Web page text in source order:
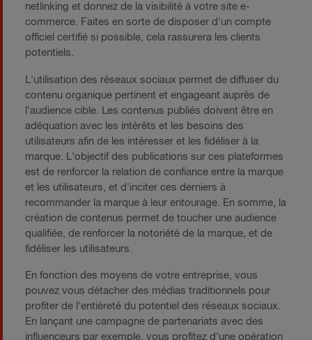
netlinking et donnez de la visibilité à votre site e-
commerce. Faites en sorte de disposer d'un compte
officiel certifié si possible, cela rassurera les clients
potentiels.
L'utilisation des réseaux sociaux permet de diffuser du
contenu organique pertinent et engageant auprès de
l'audience cible. Les contenus publiés doivent être en
adéquation avec les intérêts et les besoins des
utilisateurs afin de les intéresser et les fidéliser à la
marque. L'objectif des publications sur ces plateformes
est de renforcer la relation de confiance entre la marque
et les utilisateurs, et d'inciter ces derniers à
recommander la marque à leur entourage. En somme, la
création de contenus permet de toucher une audience
qualifiée, de renforcer la notoriété de la marque, et de
fidéliser les utilisateurs.
En fonction des moyens de votre entreprise, vous
pouvez vous détacher des médias traditionnels pour
profiter de l'entièreté du potentiel des réseaux sociaux.
En lançant une campagne de partenariats avec des
influenceurs par exemple, vous profitez d'une opération